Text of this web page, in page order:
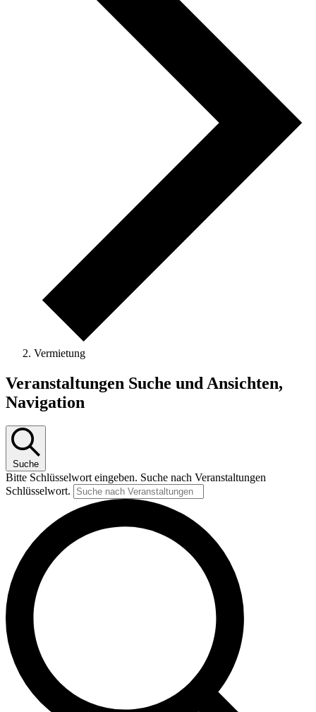
Vermietung
Veranstaltungen Suche und Ansichten,
Navigation
Suche
Bitte Schlüsselwort eingeben. Suche nach Veranstaltungen
Schlüsselwort.